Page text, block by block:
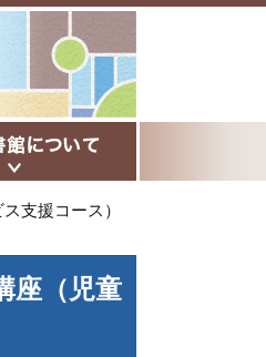
支援コース）
座（児童